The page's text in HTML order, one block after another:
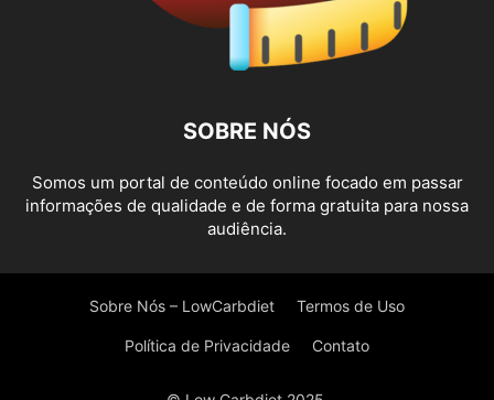
SOBRE NÓS
Somos um portal de conteúdo online focado em passar
informações de qualidade e de forma gratuita para nossa
audiência.
Sobre Nós – LowCarbdiet Termos de Uso
Política de Privacidade Contato